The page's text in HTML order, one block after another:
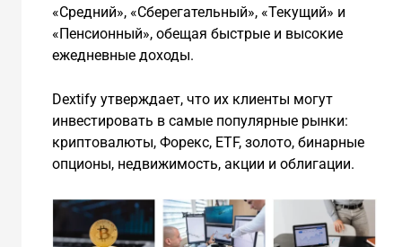
«Средний», «Сберегательный», «Текущий» и
«Пенсионный», обещая быстрые и высокие
ежедневные доходы.
Dextify утверждает, что их клиенты могут
инвестировать в самые популярные рынки:
криптовалюты, Форекс, ETF, золото, бинарные
опционы, недвижимость, акции и облигации.